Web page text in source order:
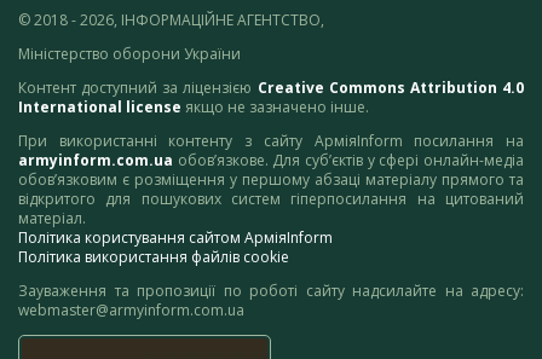
© 2018 - 2026, ІНФОРМАЦІЙНЕ АГЕНТСТВО,
Міністерство оборони України
Контент доступний за ліцензією Creative Commons Attribution 4.0
International license якщо не зазначено інше.
При використанні контенту з сайту АрміяInform посилання на
armyinform.com.ua обов’язкове. Для суб’єктів у сфері онлайн-медіа
обов’язковим є розміщення у першому абзаці матеріалу прямого та
відкритого для пошукових систем гіперпосилання на цитований
матеріал.
Політика користування сайтом АрміяInform
Політика використання файлів cookie
Зауваження та пропозиції по роботі сайту надсилайте на адресу:
webmaster@armyinform.com.ua